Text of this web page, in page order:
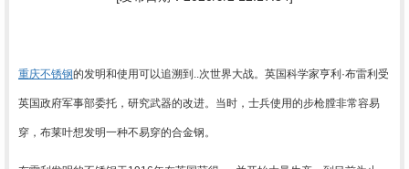
重庆不锈钢的发明和使用可以追溯到..次世界大战。英国科学家亨利 ·布雷利受
英国政府军事部委托，研究武器的改进。当时，士兵使用的步枪膛非常容易
穿，布莱叶想发明一种不易穿的合金钢。